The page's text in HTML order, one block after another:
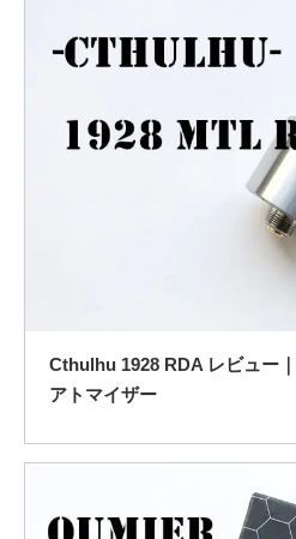
Cthulhu 1928 RDA レビュー
アトマイザー